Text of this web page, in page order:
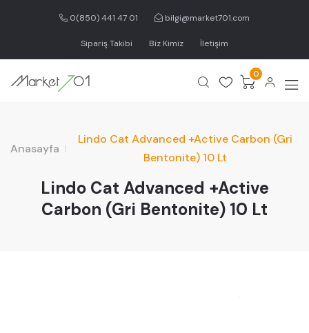
0(850) 441 47 01 bilgi@market701.com
Sipariş Takibi Biz Kimiz İletişim
0
Anasayfa
Lindo Cat Advanced +Active Carbon (Gri
Bentonite) 10 Lt
Lindo Cat Advanced +Active
Carbon (Gri Bentonite) 10 Lt